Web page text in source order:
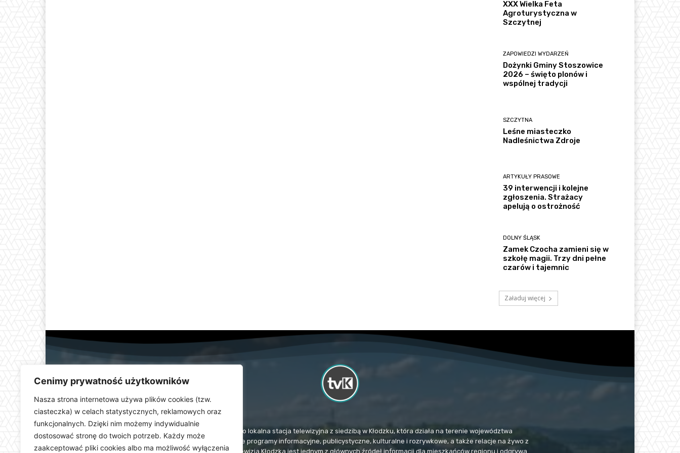
Cenimy prywatność użytkowników
Nasza strona internetowa używa plików cookies (tzw.
ciasteczka) w celach statystycznych, reklamowych oraz
funkcjonalnych. Dzięki nim możemy indywidualnie
dostosować stronę do twoich potrzeb. Każdy może
zaakceptować pliki cookies albo ma możliwość wyłączenia
XXX Wielka Feta
Agroturystyczna w
Szczytnej
ZAPOWIEDZI WYDARZEŃ
Dożynki Gminy Stoszowice
2026 – święto plonów i
wspólnej tradycji
SZCZYTNA
Leśne miasteczko
Nadleśnictwa Zdroje
ARTYKUŁY PRASOWE
39 interwencji i kolejne
zgłoszenia. Strażacy
apelują o ostrożność
DOLNY ŚLĄSK
Zamek Czocha zamieni się w
szkołę magii. Trzy dni pełne
czarów i tajemnic
Załaduj więcej
Telewizja Kłodzka (TvK) to lokalna stacja telewizyjna z siedzibą w Kłodzku, która działa na terenie województwa
dolnośląskiego. Stacja emituje programy informacyjne, publicystyczne, kulturalne i rozrywkowe, a także relacje na żywo z
wydarzeń i uroczystości. Telewizja Kłodzka jest jednym z głównych źródeł informacji dla mieszkańców regionu i odgrywa